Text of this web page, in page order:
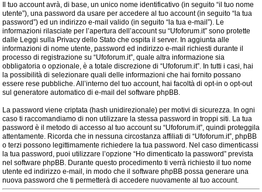
Il tuo account avrà, di base, un unico nome identificativo (in seguito “il tuo nome
utente”), una password da usare per accedere al tuo account (in seguito “la tua
password”) ed un indirizzo e-mail valido (in seguito “la tua e-mail”). Le
informazioni rilasciate per l’apertura dell’account su “Ufoforum.it” sono protette
dalle Leggi sulla Privacy dello Stato che ospita il server. In aggiunta alle
informazioni di nome utente, password ed indirizzo e-mail richiesti durante il
processo di registrazione su “Ufoforum.it”, quale altra informazione sia
obbligatoria o opzionale, è a totale discrezione di “Ufoforum.it”. In tutti i casi, hai
la possibilità di selezionare quali delle informazioni che hai fornito possano
essere rese pubbliche. All’interno del tuo account, hai facoltà di opt-in o opt-out
sul generatore automatico di e-mail del software phpBB.
La password viene criptata (hash unidirezionale) per motivi di sicurezza. In ogni
caso ti raccomandiamo di non utilizzare la stessa password in troppi siti. La tua
password è il metodo di accesso al tuo account su “Ufoforum.it”, quindi proteggila
attentamente. Ricorda che in nessuna circostanza affiliati di “Ufoforum.it”, phpBB
o terzi possono legittimamente richiedere la tua password. Nel caso dimenticassi
la tua password, puoi utilizzare l’opzione “Ho dimenticato la password” prevista
nel software phpBB. Durante questo procedimento ti verrà richiesto il tuo nome
utente ed indirizzo e-mail, in modo che il software phpBB possa generare una
nuova password che ti permetterà di accedere nuovamente al tuo account.